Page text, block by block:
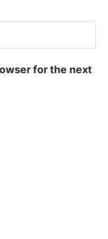
for the next